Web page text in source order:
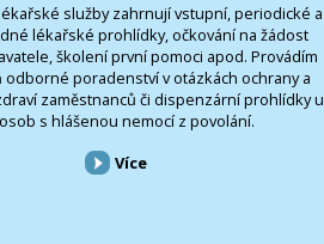
služby zahrnují vstupní, periodické a
lékařské prohlídky, očkování na žádost
školení první pomoci apod. Provádím
odborné poradenství v otázkách ochrany a
zaměstnanců či dispenzární prohlídky u
osob s hlášenou nemocí z povolání.
Více